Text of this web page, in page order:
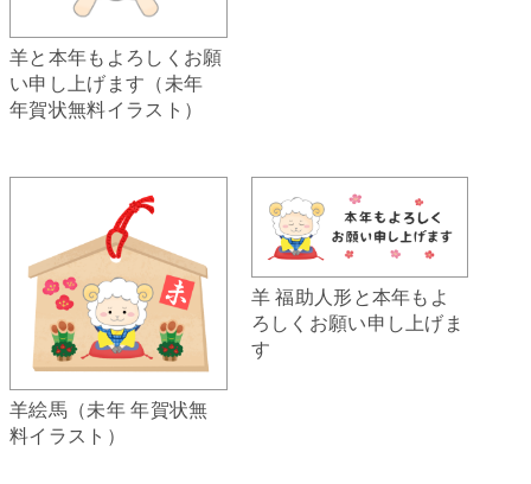
羊と本年もよろしくお願
い申し上げます（未年
年賀状無料イラスト）
羊絵馬（未年 年賀状無
料イラスト）
羊 福助人形と本年もよ
ろしくお願い申し上げま
す